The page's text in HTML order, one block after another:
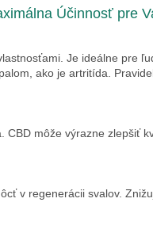
Účinnosť pre
Je ideálne pre
ako je artritída.
CBD môže výrazne zlepšiť
v regenerácii svalov.